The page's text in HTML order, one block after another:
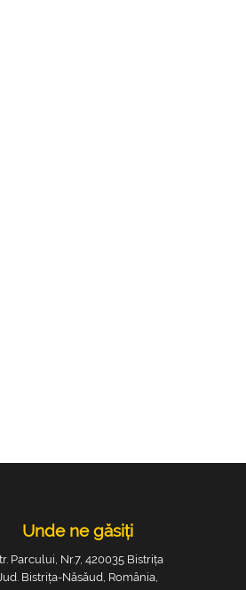
Unde ne găsiți
Parcului, Nr.7, 420035 Bistrița
Bistrița-Năsăud, România,